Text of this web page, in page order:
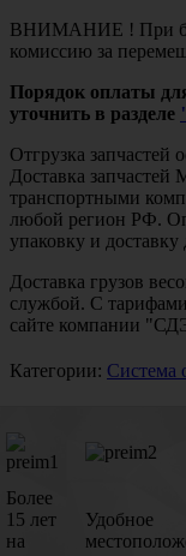
ВНИМАНИЕ ! При
комиссию за
Порядок оплаты
уточнить в разделе
Отгрузка запчастей
Доставка запчастей
транспортными
любой регион РФ.
упаковку и
Доставка грузов
службой. С
сайте компании
Категории: Система
Более
15 лет
на
Удобное